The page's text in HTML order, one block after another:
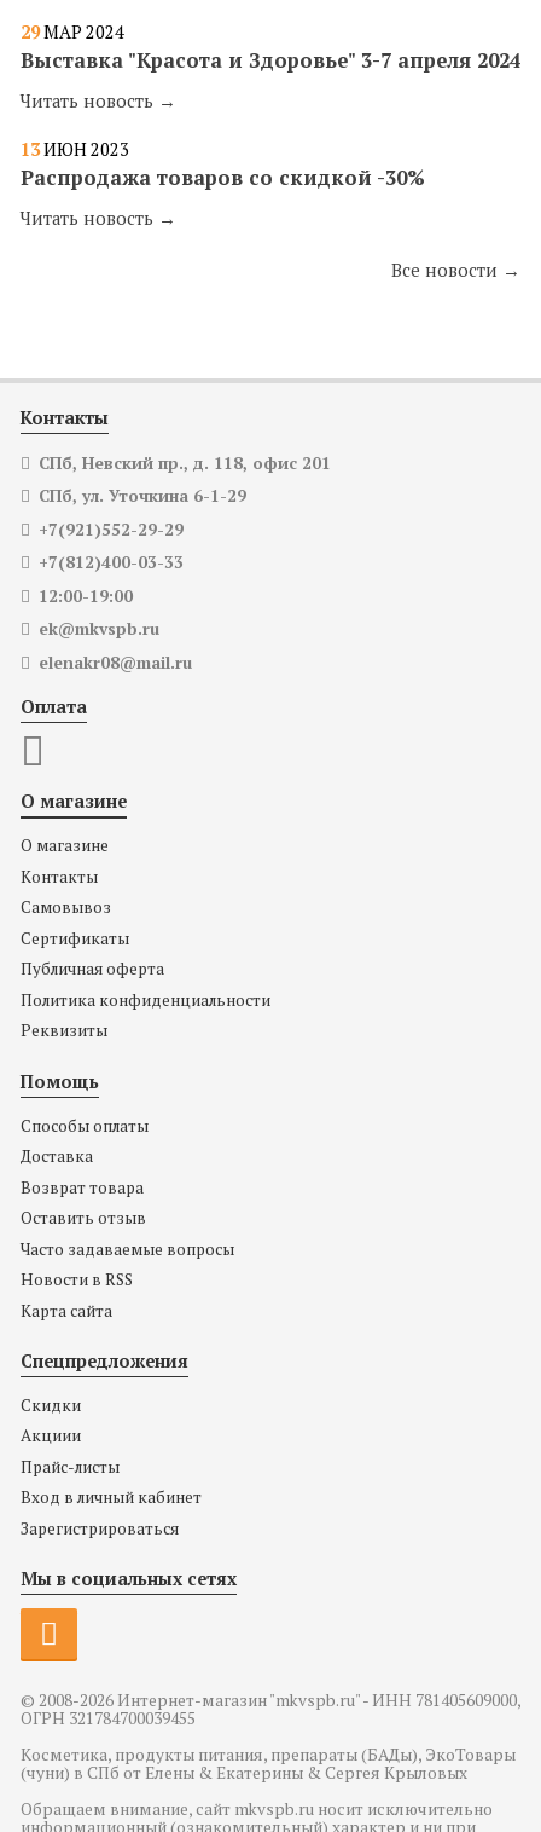
29МАР 2024
Выставка "Красота и Здоровье" 3-7 апреля 2024
Читать новость →
13ИЮН2023
Распродажа товаров со скидкой -30%
Читать новость →
Все новости →
Контакты
СПб, Невский пр., д. 118, офис 201
СПб, ул. Уточкина 6-1-29
+7(921)552-29-29
+7(812)400-03-33
12:00-19:00
ek@mkvspb.ru
elenakr08@mail.ru
Оплата
О магазине
О магазине
Контакты
Самовывоз
Сертификаты
Публичная оферта
Политика конфиденциальности
Реквизиты
Помощь
Способы оплаты
Доставка
Возврат товара
Оставить отзыв
Часто задаваемые вопросы
Новости в RSS
Карта сайта
Спецпредложения
Скидки
Акциии
Прайс-листы
Вход в личный кабинет
Зарегистрироваться
Мы в социальных сетях
© 2008-2026 Интернет-магазин "mkvspb.ru" - ИНН 781405609000,
ОГРН 321784700039455
Косметика, продукты питания, препараты (БАДы), ЭкоТовары
(чуни) в СПб от Елены & Екатерины & Сергея Крыловых
Обращаем внимание, сайт mkvspb.ru носит исключительно
информационный (ознакомительный) характер и ни при